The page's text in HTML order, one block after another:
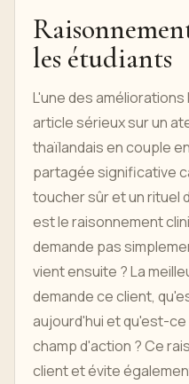
les étudiants
L'une des
article sérieux sur un
thaïlandais en couple
partagée significative
toucher sûr et un rituel
est le raisonnement
demande pas
vient ensuite ? La
demande ce client,
aujourd'hui et qu'est-
champ d'action ? Ce
client et évite